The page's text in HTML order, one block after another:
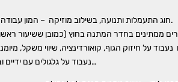
הפעלה בברית/ה חגיגה בחגים
חברות
למען הקהילה
חוג התעמלות ותנועה, בשילוב מוזיקה – המון עבודה על חיזוק, גמישות ובטחון עצמי.
ממתינים בחדר המתנה בחוץ (כמובן ששיעור
נעבוד על גלגולים עם ידיים ובלי, גלגלונים, עמידת ראש ועוד…